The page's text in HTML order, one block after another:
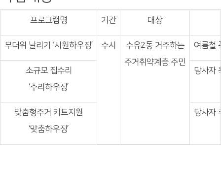
프로그램명 기간 대상
무더위 날리기 ‘시원하우징’ 수시
수유2동 거주하는
주거취약계층 주민
여름철
소규모 집수리
‘수리하우징’
당사자
맞춤형주거 키트지원
‘맞춤하우징’
당사자